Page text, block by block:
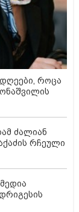
როცა
ძალიან
რჩეული